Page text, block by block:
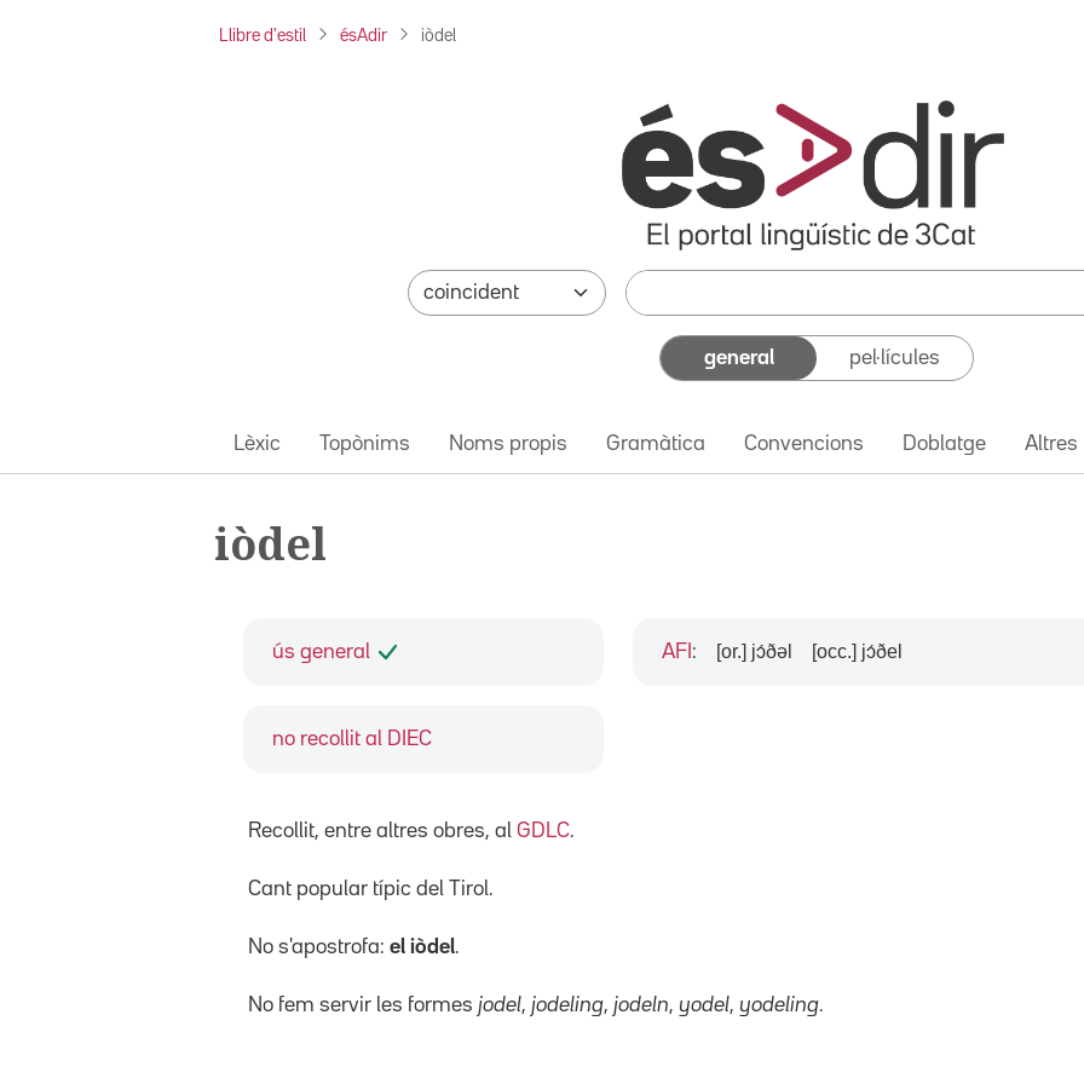
Llibre d'estil ésAdir iòdel
general pel·lícules
Lèxic Topònims Noms propis Gramàtica Convencions Doblatge Altres
iòdel
ús general
no recollit al DIEC
AFI : [or.] jɔ́ðəl [occ.] jɔ́ðel
Recollit, entre altres obres, al GDLC.
Cant popular típic del Tirol.
No s'apostrofa: el iòdel.
No fem servir les formes jodel, jodeling, jodeln, yodel, yodeling.